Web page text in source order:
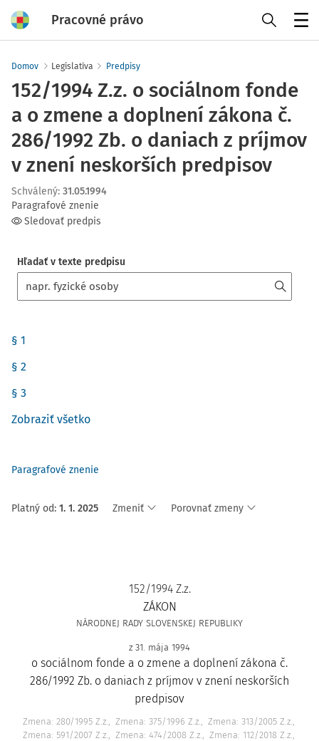
Pracovné právo
Domov Legislatíva Predpisy
152/1994 Z.z. o sociálnom fonde
a o zmene a doplnení zákona č.
286/1992 Zb. o daniach z príjmov
v znení neskorších predpisov
Schválený: 31.05.1994
Paragrafové znenie
Sledovať predpis
Hľadať v texte predpisu
§ 1
§ 2
§ 3
Zobraziť všetko
Paragrafové znenie
Platný od: 1. 1. 2025 Zmeniť Porovnať zmeny
152/1994 Z.z.
ZÁKON
NÁRODNEJ RADY SLOVENSKEJ REPUBLIKY
z 31. mája 1994
o sociálnom fonde a o zmene a doplnení zákona č.
286/1992 Zb. o daniach z príjmov v znení neskorších
predpisov
Zmena: 280/1995 Z.z. Zmena: 375/1996 Z.z.
Zmena: 313/2005 Z.z.
Zmena: 591/2007 Z.z.
Zmena: 474/2008 Z.z.
Zmena: 112/2018 Z.z.